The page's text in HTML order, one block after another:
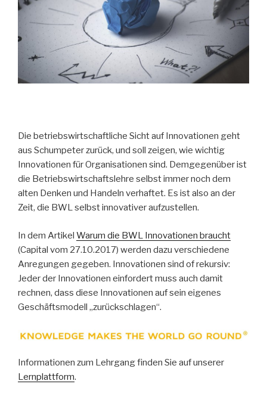
Die betriebswirtschaftliche Sicht auf Innovationen geht
aus Schumpeter zurück, und soll zeigen, wie wichtig
Innovationen für Organisationen sind. Demgegenüber ist
die Betriebswirtschaftslehre selbst immer noch dem
alten Denken und Handeln verhaftet. Es ist also an der
Zeit, die BWL selbst innovativer aufzustellen.
In dem Artikel Warum die BWL Innovationen braucht
(Capital vom 27.10.2017) werden dazu verschiedene
Anregungen gegeben. Innovationen sind of rekursiv:
Jeder der Innovationen einfordert muss auch damit
rechnen, dass diese Innovationen auf sein eigenes
Geschäftsmodell „zurückschlagen“.
Informationen zum Lehrgang finden Sie auf unserer
Lernplattform.